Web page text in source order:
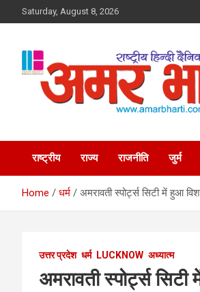
to
Saturday, August 8, 2026
Amar Bharti
Group
राष्ट्रीय राज्य राजनीति जुर्म
Home धर्म अमरावती स्पोर्ट्स सिटी में हुआ
उत्तर प्रदेश धर्म LUCKNOW अध्यात्म
अमरावती स्पोर्ट्स